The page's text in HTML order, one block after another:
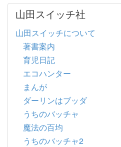
山田スイッチ社
山田スイッチについて
著書案内
育児日記
エコハンター
まんが
ダーリンはブッダ
うちのバッチャ
魔法の百均
うちのバッチャ2